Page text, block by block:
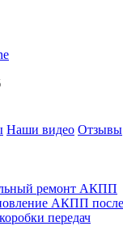
Наши видео Отзывы
ремонт АКПП
АКПП после
передач